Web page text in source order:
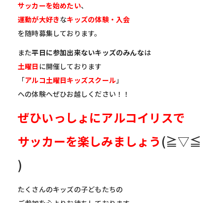
サッカーを始めたい、
運動が大好きなキッズの体験・入会
を随時募集 しております。
また平日に参加出来ないキッズのみんなは
土曜日 に開催しております
「アルコ土曜日キッズスクール」
への体験へぜひお越しください！！
ぜひいっしょにアルコイリスで
サッカーを楽しみましょう (≧▽≦
)
たくさんのキッズの子どもたちの